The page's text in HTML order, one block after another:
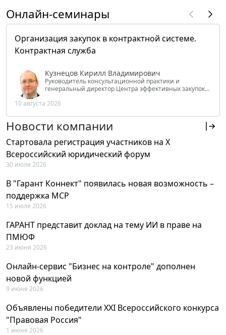
Онлайн-семинары
Организация закупок в контрактной системе.
Контрактная служба
Кузнецов Кирилл Владимирович
Руководитель консультационной практики и
генеральный директор Центра эффективных закупок
РФ
10 августа 2026
Новости компании
Стартовала регистрация участников на X
Всероссийский юридический форум
30 июля 2026
В "Гарант Коннект" появилась новая возможность –
поддержка MCP
15 июля 2026
ГАРАНТ представит доклад на тему ИИ в праве на
ПМЮФ
23 июня 2026
Онлайн-сервис "Бизнес на контроле" дополнен
новой функцией
9 июня 2026
Объявлены победители XXI Всероссийского конкурса
"Правовая Россия"
1 июня 2026